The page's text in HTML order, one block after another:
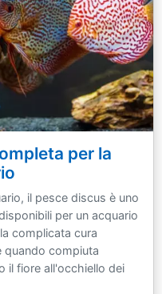
per la
il pesce discus è uno
per un acquario
complicata cura
quando compiuta
il fiore all'occhiello dei